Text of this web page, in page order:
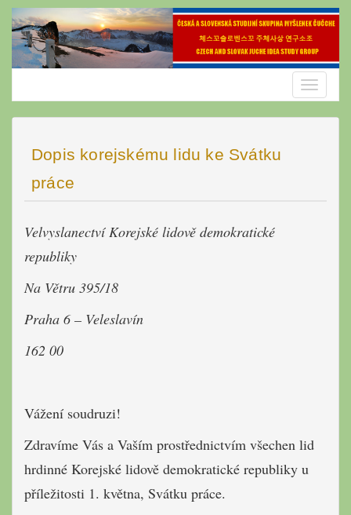
Skip
content
Toggle
Dopis korejskému lidu ke Svátku
práce
Velvyslanectví Korejské lidově demokratické
republiky
Na Větru 395/18
Praha 6 – Veleslavín
162 00
Vážení soudruzi!
Zdravíme Vás a Vaším prostřednictvím všechen lid
hrdinné Korejské lidově demokratické republiky u
příležitosti 1. května, Svátku práce.